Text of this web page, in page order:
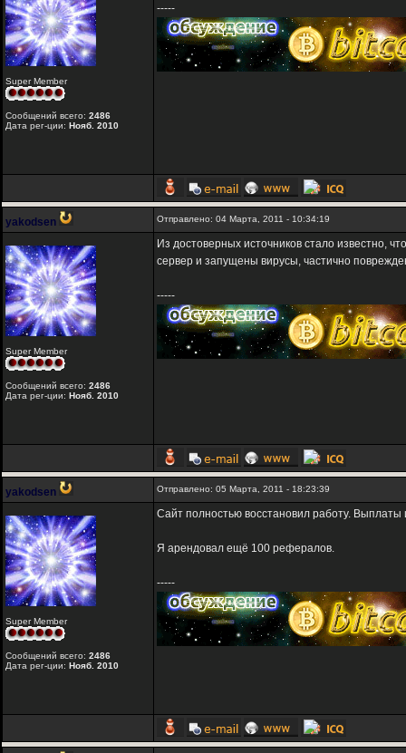
Super Member
Сообщений всего: 2486
Дата рег-ции: Нояб. 2010
-----
yakodsen Отправлено: 04 Марта, 2011 - 10:34:19
Super Member
Сообщений всего: 2486
Дата рег-ции: Нояб. 2010
Из достоверных источников стало известно,
сервер и запущены вирусы, частично
-----
yakodsen Отправлено: 05 Марта, 2011 - 18:23:39
Super Member
Сообщений всего: 2486
Дата рег-ции: Нояб. 2010
Сайт полностью восстановил работу.
Я арендовал ещё 100 рефералов.
-----